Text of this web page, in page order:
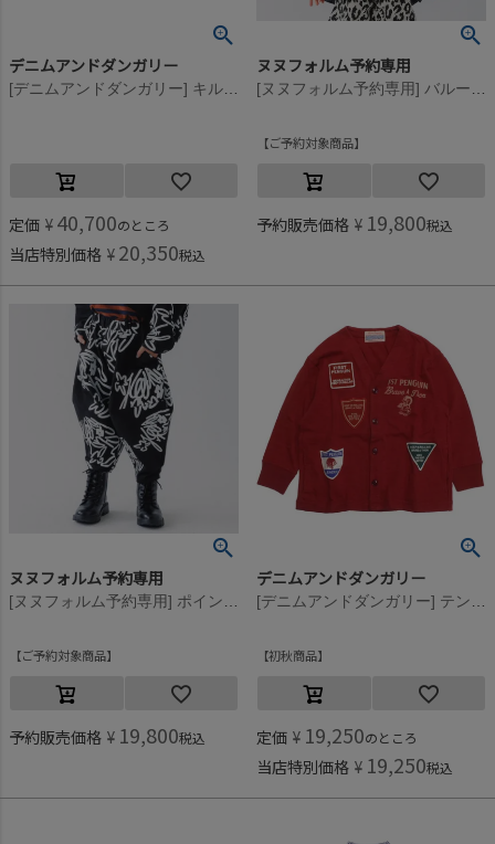
デニムアンドダンガリー
定価 ¥ 40,700のところ
当店特別価格 ¥ 20,350税込
ヌヌフォルム予約専用
ご予約対象商品
予約販売価格 ¥ 19,800税込
ヌヌフォルム予約専用
ご予約対象商品
予約販売価格 ¥ 19,800税込
デニムアンドダンガリー
初秋商品
定価 ¥ 19,250のところ
当店特別価格 ¥ 19,250税込